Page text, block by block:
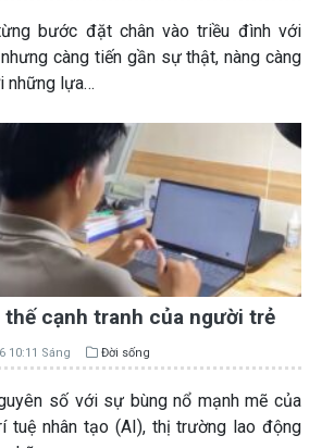
bước đặt chân vào triều đình với
càng tiến gần sự thật, nàng càng
những lựa…
cạnh tranh của người trẻ
10:11 Sáng Đời sống
số với sự bùng nổ mạnh mẽ của
tuệ nhân tạo (AI), thị trường lao động